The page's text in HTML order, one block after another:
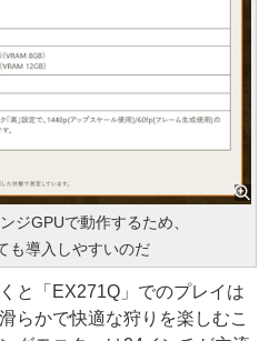
ジGPUで動作するため、
も導入しやすいのだ
と「EX271Q」でのプレイは
らかで快適な狩りを楽しむこ